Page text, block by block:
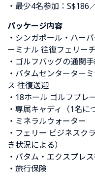
・最少4名参加：S$186
パッケージ内容
・シンガポール・ハー
ーミナル 往復フェリー
・ゴルフバッグの通関
・バタムセンターター
ス 往復送迎
・18ホール ゴルフプレ
・専属キャディ（1名に
・ミネラルウォーター
・フェリー ビジネスク
き状況による）
・バタム・エクスプレ
・旅行保険